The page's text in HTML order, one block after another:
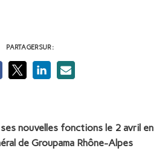
PARTAGER SUR :
nouvelles fonctions le 2 avril en
de Groupama Rhône-Alpes